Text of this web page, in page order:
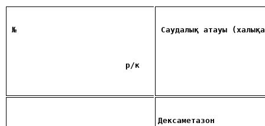
№
р/к
Саудалық атауы
Дексаметазон